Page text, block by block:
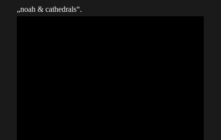
„noah & cathedrals“.